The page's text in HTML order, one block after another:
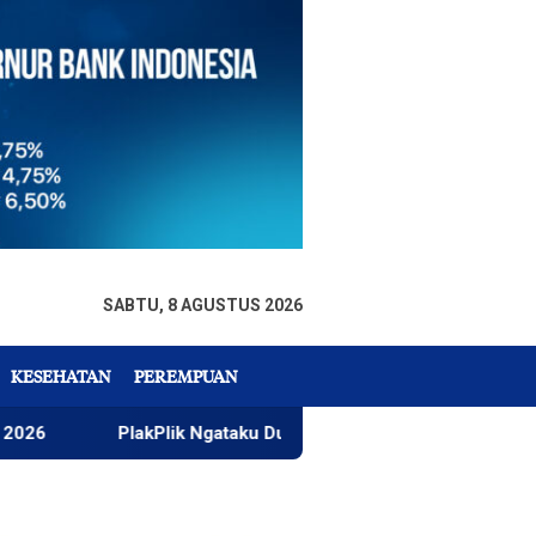
SABTU, 8 AGUSTUS 2026
KESEHATAN PEREMPUAN
PlakPlik Ngataku Dukung Taufik Ismail Raih Nobel Sastra